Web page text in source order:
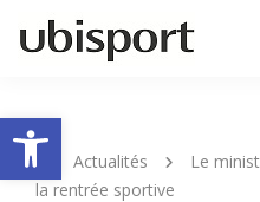
Ouvrir la barre
Actualités
Le
la rentrée sportive